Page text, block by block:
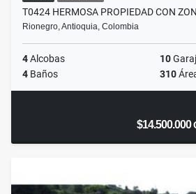
T0424 HERMOSA PROPIEDAD CON
Rionegro, Antioquia, Colombia
4Alcobas 10
4 Baños 310
$14.500.000